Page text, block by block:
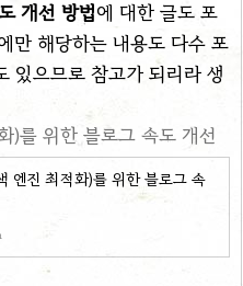
개선 방법에 대한 글도 포
만 해당하는 내용도 다수 포
있으므로 참고가 되리라 생
)를 위한 블로그 속도 개선
엔진 최적화)를 위한 블로그 속